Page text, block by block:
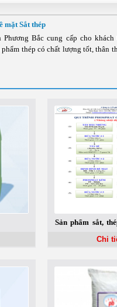
mặt Sắt thép
Phương Bắc cung cấp cho
thép có chất lượng tốt, thân
Sản phẩm sắt,
Chi